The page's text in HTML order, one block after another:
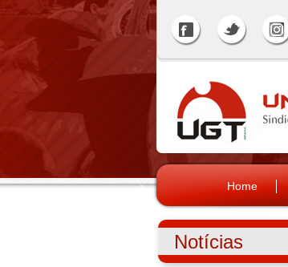
Home
Notícias